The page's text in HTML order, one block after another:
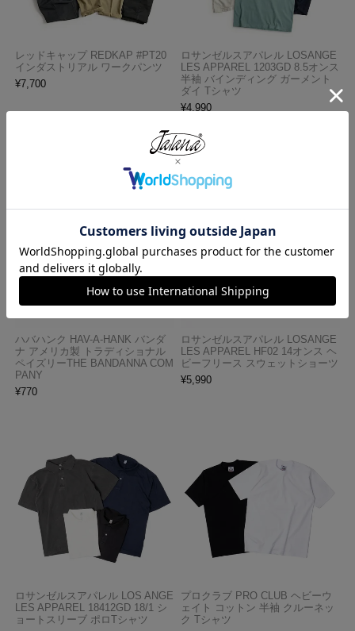
レッドキャップ REDKAP #PT20
インダストリアル ワークパンツ
¥7,700
ロサンゼルスアパレル LOSANGE
LES APPAREL 1203GD 8.5オンス
半袖 バインディング ガーメント
ダイ Tシャツ
¥4,990
ハバハンク HAV-A-HANK バンダ
ナ アメリカ製 トラディショナル
ペイズリーTHE BANDANNA COM
PANY
¥770
ロサンゼルスアパレル LOSANGE
LES APPAREL HF02 14オンス ヘ
ビーフリース スウェットショーツ
¥5,990
ロサンゼルスアパレル LOS ANGE
LES APPAREL 18412GD 18/1 シ
ョートスリーブ ポロTシャツ
プロクラブ PRO CLUB ヘビーウ
ェイト コットン 半袖 クルーネッ
ク Tシャツ